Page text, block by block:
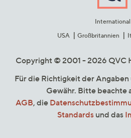
International
USA
Großbritannien
Copyright © 2001 - 2026 QVC
Für die Richtigkeit der
Gewähr. Bitte beachte
AGB, die
Standards und das